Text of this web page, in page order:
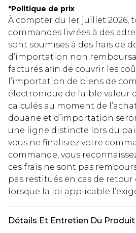
*Politique de prix
À compter du 1er juillet 2026,
commandes livrées à des
sont soumises à des frais de
d’importation non
facturés afin de couvrir les
l’importation de biens de
électronique de faible valeur
calculés au moment de
douane et d’importation
une ligne distincte lors du
vous ne finalisiez votre
commande, vous
ces frais ne sont pas
pas restitués en cas de retour
lorsque la loi applicable
Détails Et Entretien Du Produit